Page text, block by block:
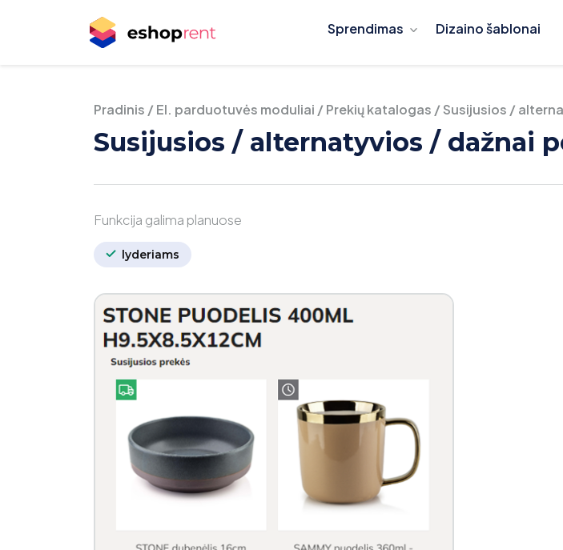
Sprendimas Dizaino šablonai
Pradinis /El. parduotuvės moduliai /Prekių katalogas /Susijusios /
Susijusios / alternatyvios / dažnai
Funkcija galima planuose
lyderiams